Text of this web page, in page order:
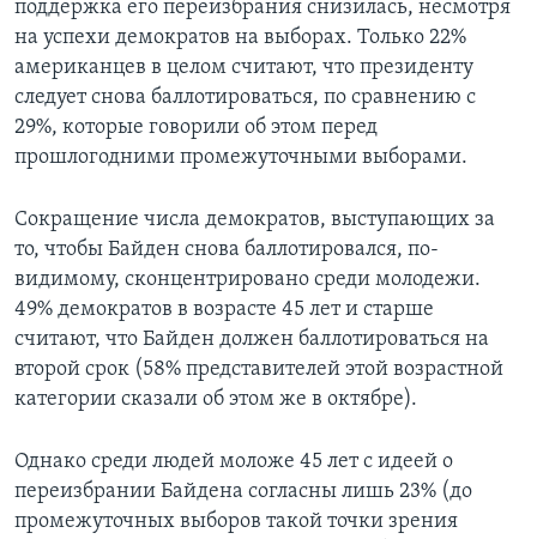
поддержка его переизбрания снизилась, несмотря
на успехи демократов на выборах. Только 22%
американцев в целом считают, что президенту
следует снова баллотироваться, по сравнению с
29%, которые говорили об этом перед
прошлогодними промежуточными выборами.
Сокращение числа демократов, выступающих за
то, чтобы Байден снова баллотировался, по-
видимому, сконцентрировано среди молодежи.
49% демократов в возрасте 45 лет и старше
считают, что Байден должен баллотироваться на
второй срок (58% представителей этой возрастной
категории сказали об этом же в октябре).
Однако среди людей моложе 45 лет с идеей о
переизбрании Байдена согласны лишь 23% (до
промежуточных выборов такой точки зрения